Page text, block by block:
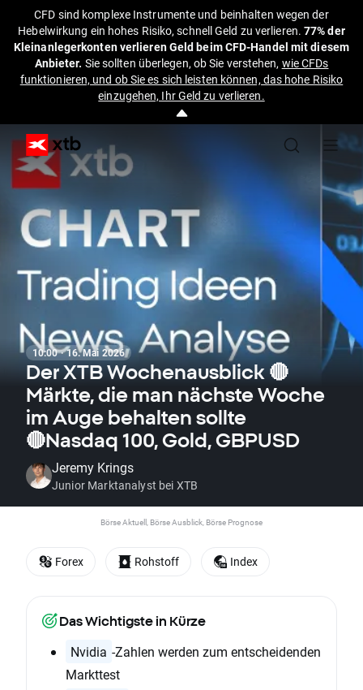
CFD sind komplexe Instrumente und beinhalten wegen der
Hebelwirkung ein hohes Risiko, schnell Geld zu verlieren.77% der
Kleinanlegerkonten verlieren Geld beim CFD-Handel mit diesem
Anbieter. Sie sollten überlegen, ob Sie verstehen, wie CFDs
funktionieren, und ob Sie es sich leisten können, das hohe Risiko
einzugehen, Ihr Geld zu verlieren.
10:00 · 16. Mai 2026
Der XTB Wochenausblick 🔴
Märkte, die man nächste Woche
im Auge behalten sollte
🔴Nasdaq 100, Gold, GBPUSD
Jeremy Krings
Junior Marktanalyst bei XTB
Börse Aktuell, Börse Ausblick, Börse Prognose
Das Wichtigste in Kürze
Nvidia -Zahlen werden zum entscheidenden
Markttest
Forex Rohstoff Index